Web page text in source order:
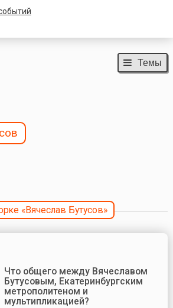
Темы
«Вячеслав Бутусов»
Что общего между Вячеславом
Бутусовым, Екатеринбургским
метрополитеном и
мультипликацией?